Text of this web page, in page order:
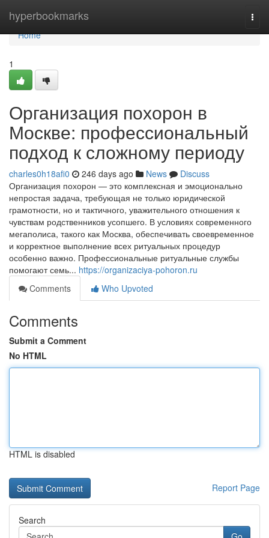
hyperbookmarks
Home
Home
1
Организация похорон в
Москве: профессиональный
подход к сложному периоду
charles0h18afi0 246 days ago News
Discuss
Организация похорон — это комплексная и эмоционально
непростая задача, требующая не только юридической
грамотности, но и тактичного, уважительного отношения к
чувствам родственников усопшего. В условиях современного
мегаполиса, такого как Москва, обеспечивать своевременное
и корректное выполнение всех ритуальных процедур
особенно важно. Профессиональные ритуальные службы
помогают семь... https://organizaciya-pohoron.ru
Comments
Who Upvoted
Comments
Submit a Comment
No HTML
HTML is disabled
Report Page
Search